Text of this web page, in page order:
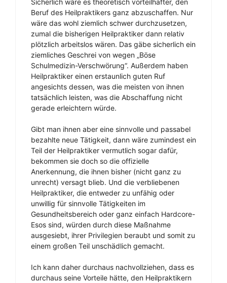
Sicherlich wäre es theoretisch vorteilhafter, den
Beruf des Heilpraktikers ganz abzuschaffen. Nur
wäre das wohl ziemlich schwer durchzusetzen,
zumal die bisherigen Heilpraktiker dann relativ
plötzlich arbeitslos wären. Das gäbe sicherlich ein
ziemliches Geschrei von wegen „Böse
Schulmedizin-Verschwörung“. Außerdem haben
Heilpraktiker einen erstaunlich guten Ruf
angesichts dessen, was die meisten von ihnen
tatsächlich leisten, was die Abschaffung nicht
gerade erleichtern würde.
Gibt man ihnen aber eine sinnvolle und passabel
bezahlte neue Tätigkeit, dann wäre zumindest ein
Teil der Heilpraktiker vermutlich sogar dafür,
bekommen sie doch so die offizielle
Anerkennung, die ihnen bisher (nicht ganz zu
unrecht) versagt blieb. Und die verbliebenen
Heilpraktiker, die entweder zu unfähig oder
unwillig für sinnvolle Tätigkeiten im
Gesundheitsbereich oder ganz einfach Hardcore-
Esos sind, würden durch diese Maßnahme
ausgesiebt, ihrer Privilegien beraubt und somit zu
einem großen Teil unschädlich gemacht.
Ich kann daher durchaus nachvollziehen, dass es
durchaus seine Vorteile hätte, den Heilpraktikern